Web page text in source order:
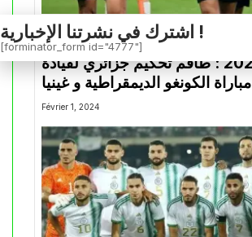
كان 2023
كان 2023 : طاقم تحكيم جزائري لقيادة
مباراة الكونغو الديمقراطية و غينيا
Février 1, 2024
اشترك في نشرتنا الإخبارية !
[forminator_form id="4777"]